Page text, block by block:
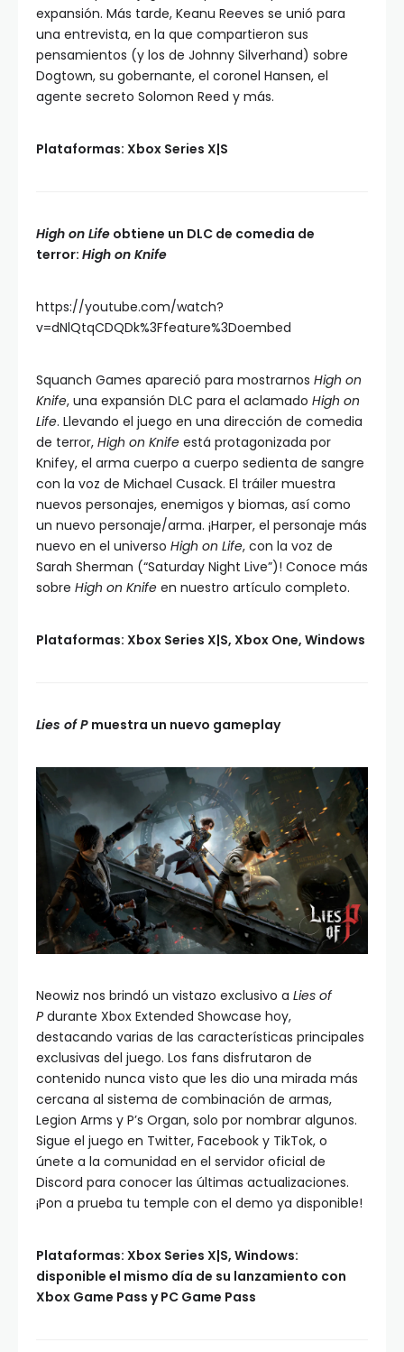
expansión. Más tarde, Keanu Reeves se unió para
una entrevista, en la que compartieron sus
pensamientos (y los de Johnny Silverhand) sobre
Dogtown, su gobernante, el coronel Hansen, el
agente secreto Solomon Reed y más.
Plataformas: Xbox Series X|S
High on Life obtiene un DLC de comedia de
terror: High on Knife
https://youtube.com/watch?
v=dNlQtqCDQDk%3Ffeature%3Doembed
Squanch Games apareció para mostrarnos High on
Knife, una expansión DLC para el aclamado High on
Life. Llevando el juego en una dirección de comedia
de terror, High on Knife está protagonizada por
Knifey, el arma cuerpo a cuerpo sedienta de sangre
con la voz de Michael Cusack. El tráiler muestra
nuevos personajes, enemigos y biomas, así como
un nuevo personaje/arma. ¡Harper, el personaje más
nuevo en el universo High on Life, con la voz de
Sarah Sherman (“Saturday Night Live”)! Conoce más
sobre High on Knife en nuestro artículo completo.
Plataformas: Xbox Series X|S, Xbox One, Windows
Lies of P muestra un nuevo gameplay
Neowiz nos brindó un vistazo exclusivo a Lies of
Pdurante Xbox Extended Showcase hoy,
destacando varias de las características principales
exclusivas del juego. Los fans disfrutaron de
contenido nunca visto que les dio una mirada más
cercana al sistema de combinación de armas,
Legion Arms y P’s Organ, solo por nombrar algunos.
Sigue el juego en Twitter, Facebook y TikTok, o
únete a la comunidad en el servidor oficial de
Discord para conocer las últimas actualizaciones.
¡Pon a prueba tu temple con el demo ya disponible!
Plataformas: Xbox Series X|S, Windows:
disponible el mismo día de su lanzamiento con
Xbox Game Pass y PC Game Pass